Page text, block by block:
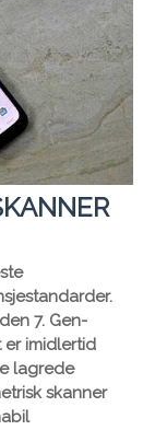
7. Gen-
er imidlertid
lagrede
skanner